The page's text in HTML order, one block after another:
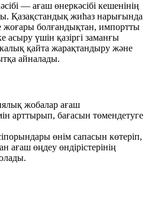
— ағаш өнеркәсібі кешенінің
Қазақстандық жиһаз нарығында
жоғары болғандықтан, импортты
асыру үшін қазіргі заманғы
қайта жарақтандыру және
айналады.
жобалар ағаш
арттырып, бағасын төмендетуге
өнім сапасын көтеріп,
ағаш өңдеу өндірістерінің